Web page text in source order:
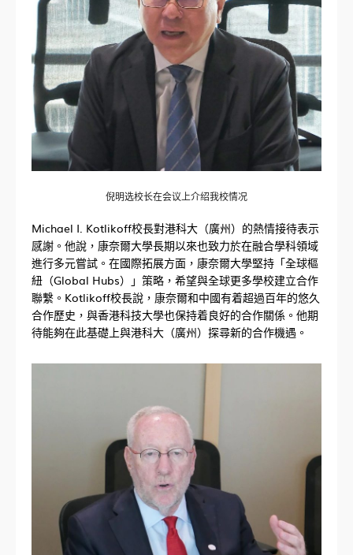
倪明选校长在会议上介绍我校情况
Michael I. Kotlikoff校長對港科大（廣州）的熱情接待表示
感謝。他說，康奈爾大學長期以來也致力於在融合學科領域
進行多元嘗試。在國際拓展方面，康奈爾大學堅持「全球樞
紐（Global Hubs）」策略，希望與全球更多學校建立合作
聯繫。Kotlikoff校長說，康奈爾和中國有着超過百年的悠久
合作歷史，與香港科技大學也保持着良好的合作關係。他期
待能夠在此基礎上與港科大（廣州）探尋新的合作機遇。